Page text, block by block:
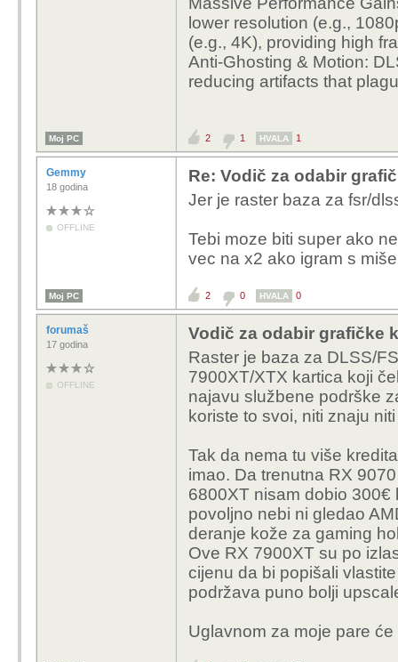
lower resolution (e.g.,
(e.g., 4K), providing high
Anti-Ghosting & Motion:
reducing artifacts that
Moj PC 2 1 HVALA 1
Gemmy
18 godina
OFFLINE
Re: Vodič za odabir
Jer je raster baza za fsr/
Tebi moze biti super ako
vec na x2 ako igram s
Moj PC 2 0 HVALA 0
forumaš
17 godina
OFFLINE
Vodič za odabir grafičke
Raster je baza za DLSS/
7900XT/XTX kartica koji
najavu službene podrške
koriste to svoi, niti znaju
Tak da nema tu više
imao. Da trenutna RX
6800XT nisam dobio
povoljno nebi ni gledao
deranje kože za gaming
Ove RX 7900XT su po
cijenu da bi popišali
podržava puno bolji
Uglavnom za moje pare